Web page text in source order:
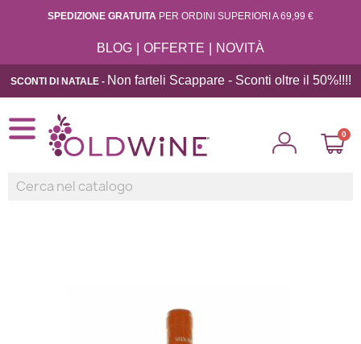
SPEDIZIONE GRATUITA PER ORDINI SUPERIORI A 69,99 €
BLOG | OFFERTE | NOVITÀ
SCONTI DI NATALE - Non farteli Scappare - Sconti oltre il 50%!!!!